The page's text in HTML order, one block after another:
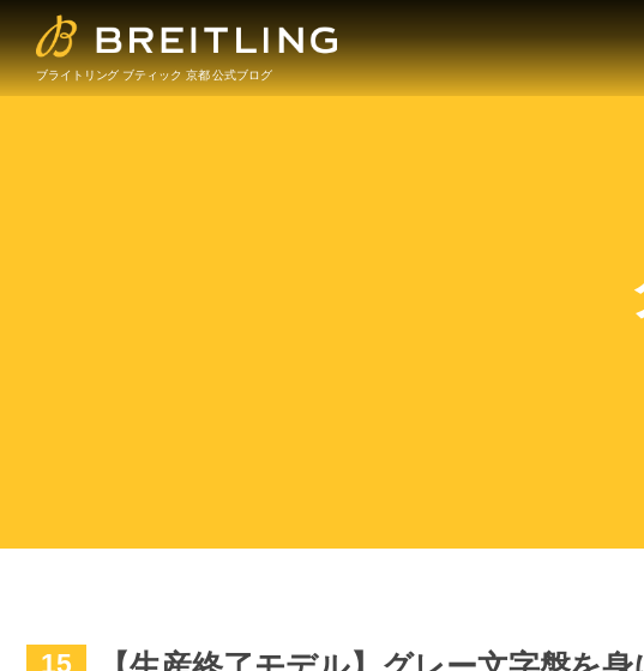
ブライトリング ブティック 京都 公式ブログ
15